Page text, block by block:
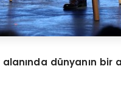
dünyanın bir